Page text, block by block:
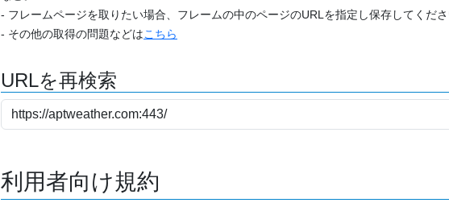
- フレームページを取りたい場合、フレームの中のページのURLを指定し保存してくだ
- その他の取得の問題などはこちら
URLを再検索
利用者向け規約